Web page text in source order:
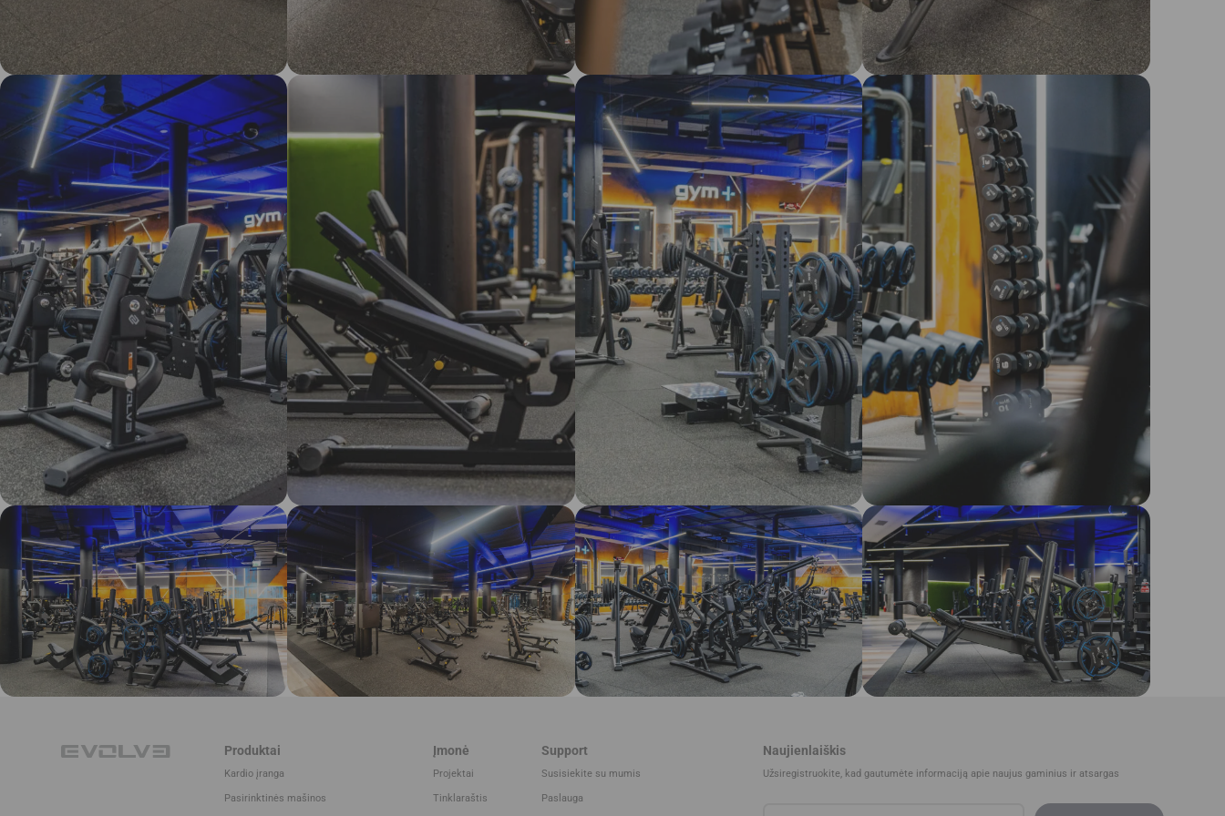
Produktai
Kardio įranga
Pasirinktinės mašinos
Įmonė
Projektai
Tinklaraštis
Support
Susisiekite su mumis
Paslauga
Naujienlaiškis
Užsiregistruokite, kad gautumėte informaciją apie naujus gaminius ir atsargas